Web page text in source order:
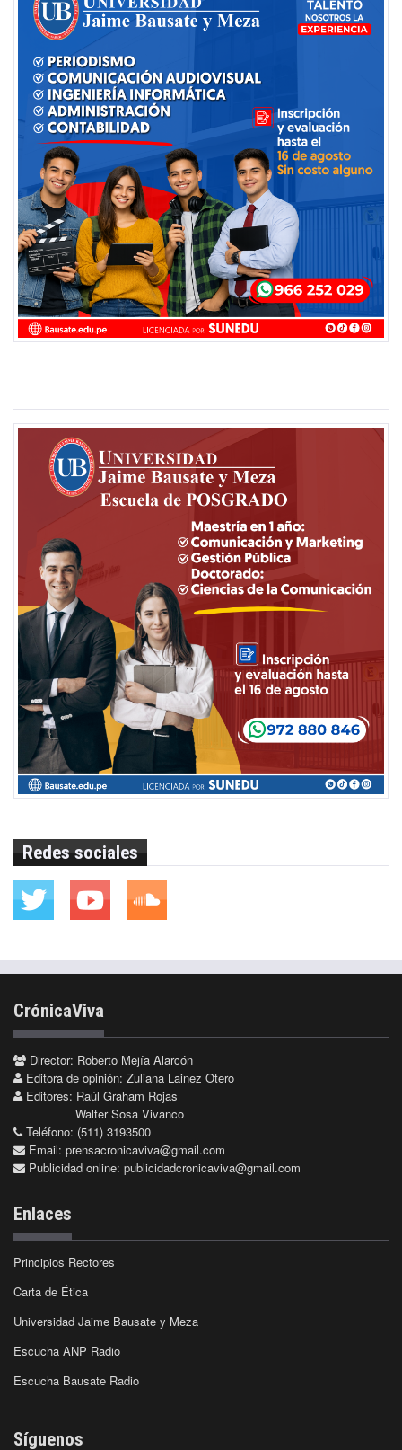
Redes sociales
CrónicaViva
Director: Roberto Mejía Alarcón
Editora de opinión: Zuliana Lainez Otero
Editores: Raúl Graham Rojas
Walter Sosa Vivanco
Teléfono: (511) 3193500
Email: prensacronicaviva@gmail.com
Publicidad online: publicidadcronicaviva@gmail.com
Enlaces
Principios Rectores
Carta de Ética
Universidad Jaime Bausate y Meza
Escucha ANP Radio
Escucha Bausate Radio
Síguenos